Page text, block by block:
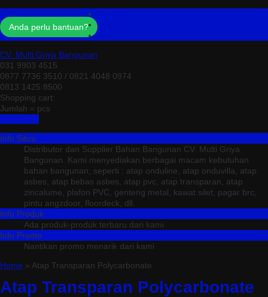
Anda perlu bantuan?
CV. Multi Griya Bangunan
031 9903 4515
0877 7736 3510 / 0821 4048 0974
0813 1425 8500
Shopping cart:
Jumlah = pcs
Info Situs
Distributor dan Supplier Bahan Bangunan CV. Multi Griya
Bangunan. Kami menyediakan berbagai macam kebutuhan
bahan bangunan, seperti : atap onduline, atap onduvilla, atap
asbes, atap bebas asbes, atap pvc, atap transparan, atap
zincalume, plafon PVC, genteng metal, kawat silet, pagar brc,
pintu angzdoor, floordeck, dll.
Info Produk
Ada produk-produk terbaru dari kami
Info Promo
Nantikan promo menarik dari kami
Home » Atap Transparan Polycarbonate
Atap Transparan Polycarbonate